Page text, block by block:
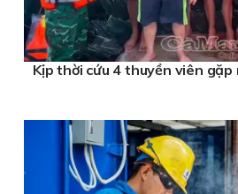
Kịp thời cứu 4 thuyền viên